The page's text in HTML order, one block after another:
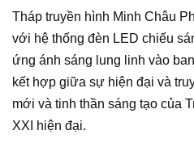
Tháp truyền hình Minh Châu
với hệ thống đèn LED chiếu
ứng ánh sáng lung linh vào
kết hợp giữa sự hiện đại và
mới và tinh thần sáng tạo của
XXI hiện đại.